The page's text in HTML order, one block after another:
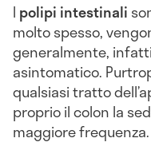
I polipi intestinali
molto spesso,
generalmente,
asintomatico.
qualsiasi tratto
proprio il colon la
maggiore frequenza.